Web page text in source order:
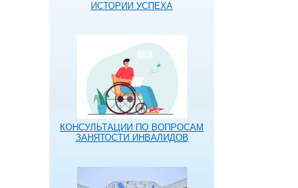
ИСТОРИИ УСПЕХА
КОНСУЛЬТАЦИИ ПО ВОПРОСАМ
ЗАНЯТОСТИ ИНВАЛИДОВ